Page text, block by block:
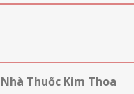
Nhà Thuốc Kim Thoa